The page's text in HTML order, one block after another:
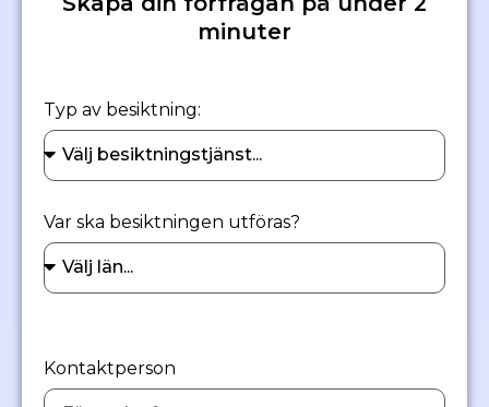
minuter
Typ av besiktning:
Var ska besiktningen utföras?
Kontaktperson